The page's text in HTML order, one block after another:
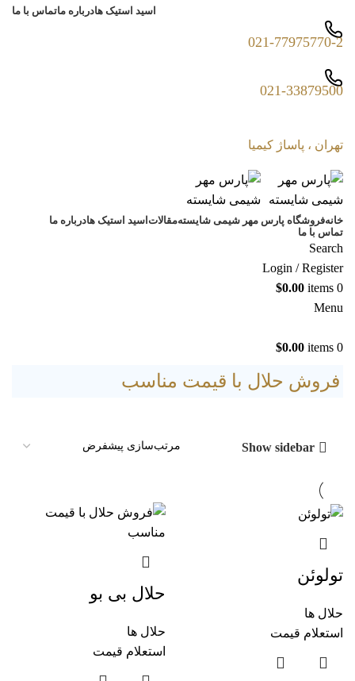
اسید استیک هادرباره ماتماس با ما
021-77975770-2
021-33879500
تهران ، پاساژ کیمیا
خانهفروشگاه پارس مهر شیمی شایستهمقالات اسید استیک هادرباره ما
تماس با ما
Search
Login / Register
0
items
$0.00
Menu
0
items
$0.00
فروش حلال با قیمت مناسب
Show sidebar
تولوئن
حلال ها
استعلام قیمت
حلال بی بو
حلال ها
استعلام قیمت